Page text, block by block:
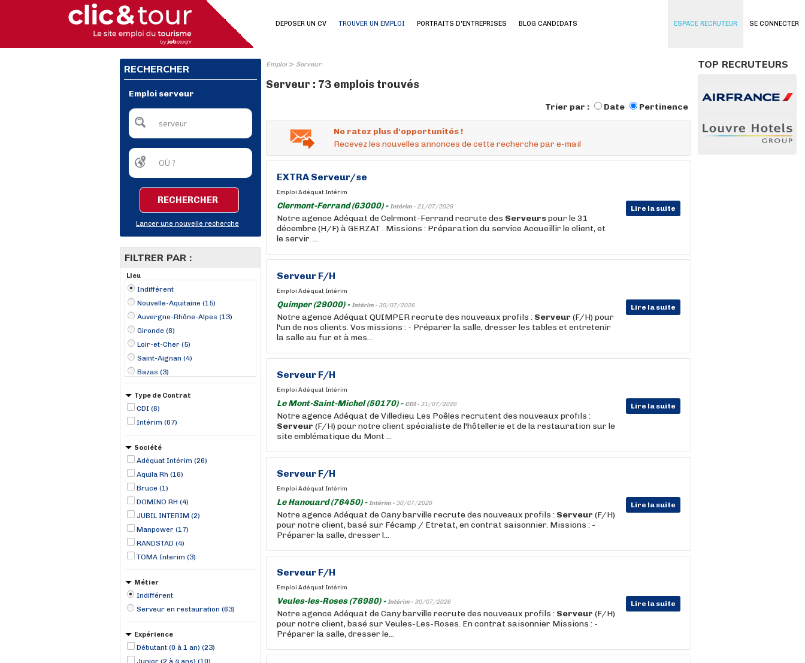
SE CONNECTER
DEPOSER UN CV TROUVER UN EMPLOI PORTRAITS D'ENTREPRISES BLOG CANDIDATS ESPACE RECRUTEUR
RECHERCHER
Emploi serveur
RECHERCHER
Lancer une nouvelle recherche
FILTRER PAR :
Lieu
Indifférent
Nouvelle-Aquitaine (15)
Auvergne-Rhône-Alpes (13)
Gironde (8)
Loir-et-Cher (5)
Saint-Aignan (4)
Bazas (3)
Langon (3)
Châteaugay (2)
Clermont-l'Hérault (2)
Le Mont-Saint-Michel (2)
Type de Contrat
CDI (6)
Intérim (67)
Société
Adéquat Intérim (26)
Aquila Rh (16)
Bruce (1)
DOMINO RH (4)
JUBIL INTERIM (2)
Manpower (17)
RANDSTAD (4)
TOMA Interim (3)
Métier
Indifférent
Serveur en restauration (63)
Expérience
Débutant (0 à 1 an) (23)
Junior (2 à 4 ans) (10)
Emploi> Serveur
Serveur : 73 emplois trouvés
Trier par : Date Pertinence
Ne ratez plus d'opportunités !
Recevez les nouvelles annonces de cette recherche par e-mail
EXTRA Serveur/se
Emploi Adéquat Intérim
Clermont-Ferrand (63000) -Intérim - 21/07/2026 Lire la suite
Notre agence Adéquat de Celrmont-Ferrand recrute des Serveurspour le 31
décembre (H/F) à GERZAT . Missions : Préparation du service Accueillir le client, et
le servir. ...
Serveur F/H
Emploi Adéquat Intérim
Quimper (29000) -Intérim - 30/07/2026 Lire la suite
Notre agence Adéquat QUIMPER recrute des nouveaux profils : Serveur (F/H) pour
l'un de nos clients. Vos missions : - Préparer la salle, dresser les tables et entretenir
la salle au fur et à mes...
Serveur F/H
Emploi Adéquat Intérim
Le Mont-Saint-Michel (50170) - CDI - 31/07/2026 Lire la suite
Notre agence Adéquat de Villedieu Les Poêles recrutent des nouveaux profils :
Serveur (F/H) pour notre client spécialiste de l'hôtellerie et de la restauration sur le
site emblématique du Mont ...
Serveur F/H
Emploi Adéquat Intérim
Le Hanouard (76450) -Intérim - 30/07/2026 Lire la suite
Notre agence Adéquat de Cany barville recrute des nouveaux profils : Serveur (F/H)
pour notre client, basé sur Fécamp / Etretat, en contrat saisonnier. Missions : -
Préparer la salle, dresser l...
Serveur F/H
Emploi Adéquat Intérim
Veules-les-Roses (76980) -Intérim - 30/07/2026 Lire la suite
Notre agence Adéquat de Cany barville recrute des nouveaux profils : Serveur (F/H)
pour notre client, basé sur Veules-Les-Roses. En contrat saisonnier Missions : -
Préparer la salle, dresser le...
TOP RECRUTEURS